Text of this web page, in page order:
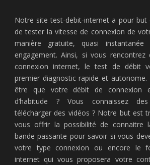
Notre site test-debit-internet a pour but
de tester la vitesse de connexion de
manière gratuite, quasi
engagement. Ainsi, si vous rencontrez
connexion internet, le test de débit
premier diagnostic rapide et
être que votre débit de connexion
d’habitude ? Vous connaissez
télécharger des vidéos ? Notre but est
vous offrir la possibilité de connaitre
bande passante pour savoir si vous
votre type connexion ou encore le
internet qui vous proposera votre